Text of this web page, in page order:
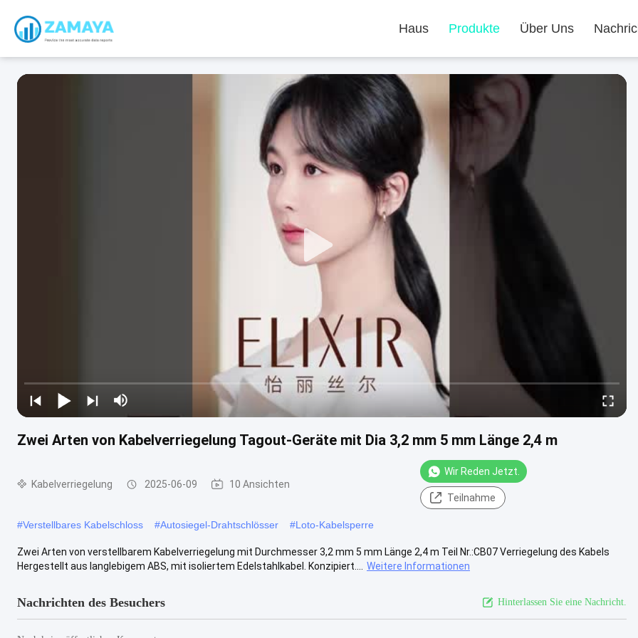
Haus Produkte Über Uns
Zwei Arten von Kabelverriegelung Tagout-Geräte mit Dia 3,2 mm 5 mm Länge 2,4 m
Kabelverriegelung 2025-06-09 10 Ansichten
Wir Reden Jetzt.
Teilnahme
#Verstellbares Kabelschloss #Autosiegel-Drahtschlösser #Loto-Kabelsperre
Zwei Arten von verstellbarem Kabelverriegelung mit Durchmesser 3,2 mm 5 mm Länge 2,4 m Teil Nr.:CB07 Verriegelung des Kabels
Hergestellt aus langlebigem ABS, mit isoliertem Edelstahlkabel. Konzipiert....
Weitere Informationen
Nachrichten des Besuchers Hinterlassen Sie eine Nachricht.